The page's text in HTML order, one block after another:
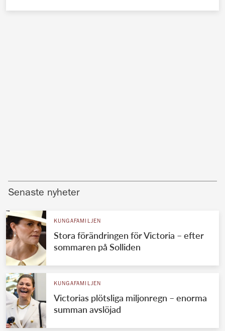
Senaste nyheter
KUNGAFAMILJEN
Stora förändringen för Victoria – efter
sommaren på Solliden
KUNGAFAMILJEN
Victorias plötsliga miljonregn – enorma
summan avslöjad